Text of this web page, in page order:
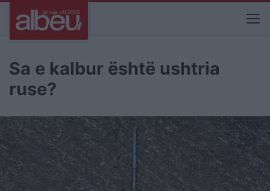
Sa e kalbur është ushtria
ruse?